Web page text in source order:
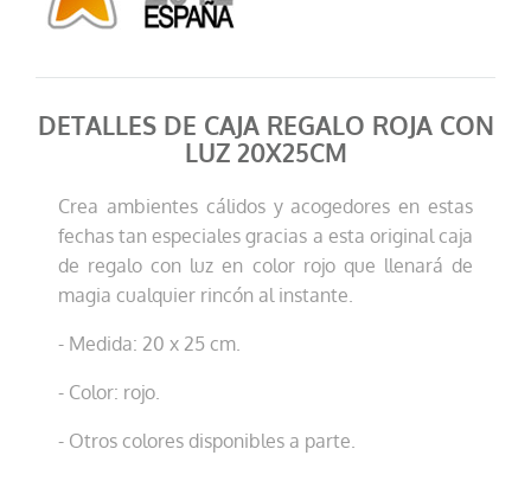
DETALLES DE CAJA REGALO ROJA CON
LUZ 20X25CM
Crea ambientes cálidos y acogedores en estas
fechas tan especiales gracias a esta original caja
de regalo con luz en color rojo que llenará de
magia cualquier rincón al instante.
- Medida: 20 x 25 cm.
- Color: rojo.
- Otros colores disponibles a parte.